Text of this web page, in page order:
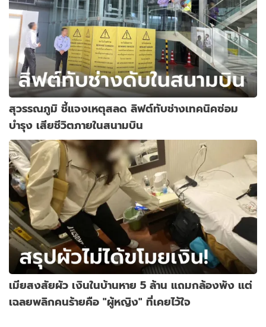
สุวรรณภูมิ ชี้แจงเหตุสลด ลิฟต์ทับช่างเทคนิคซ่อม
บำรุง เสียชีวิตภายในสนามบิน
เมียสงสัยผัว เงินในบ้านหาย 5 ล้าน แถมกล้องพัง แต่
เฉลยพลิกคนร้ายคือ "ผู้หญิง" ที่เคยไว้ใจ